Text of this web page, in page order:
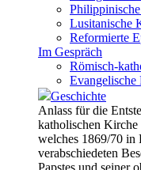
Lusitanische
Reformierte
Im Gespräch
Römisch-
Geschichte
Anlass für die
katholischen
welches 1869/70 in
verabschiedeten
Papstes und seiner